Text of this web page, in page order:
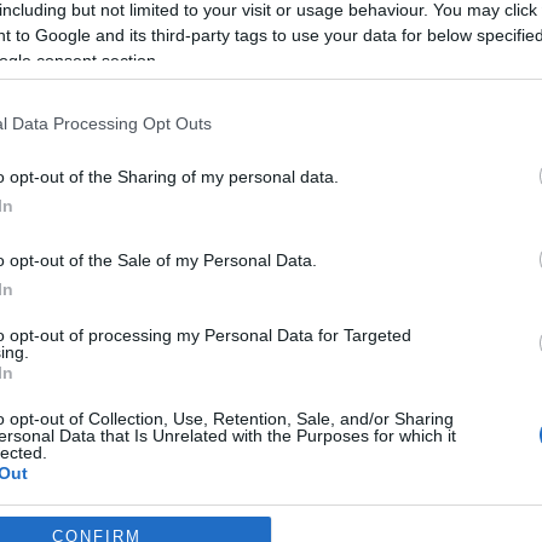
but not limited to your visit or usage behaviour. You may
to Google and its third-party tags to use your data for below
consent section.
Data Processing Opt Outs
opt-out of the Sharing of my personal data.
opt-out of the Sale of my Personal Data.
opt-out of processing my Personal Data for Targeted
opt-out of Collection, Use, Retention, Sale, and/or Sharing
Data that Is Unrelated with the Purposes for which it
consentsCONFIRM
Pinterest
Mi a teendő, ha
lábgörcsöt kapsz?
Koltai Róbert
életükről mesélt